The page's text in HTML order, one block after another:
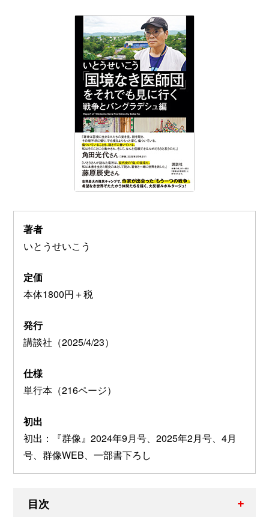
著者
いとうせいこう
定価
本体1800円＋税
発行
講談社（2025/4/23）
仕様
単行本（216ページ）
初出
初出：『群像』2024年9月号、2025年2月号、4月
号、群像WEB、一部書下ろし
目次